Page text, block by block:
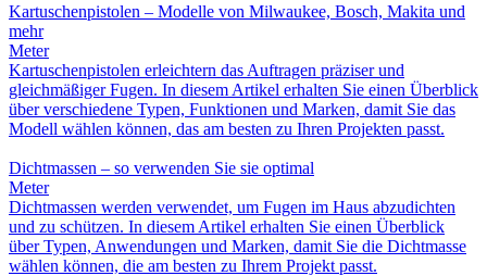
Kartuschenpistolen – Modelle von Milwaukee, Bosch, Makita und
mehr
Meter
Kartuschenpistolen erleichtern das Auftragen präziser und
gleichmäßiger Fugen. In diesem Artikel erhalten Sie einen Überblick
über verschiedene Typen, Funktionen und Marken, damit Sie das
Modell wählen können, das am besten zu Ihren Projekten passt.
Dichtmassen – so verwenden Sie sie optimal
Meter
Dichtmassen werden verwendet, um Fugen im Haus abzudichten
und zu schützen. In diesem Artikel erhalten Sie einen Überblick
über Typen, Anwendungen und Marken, damit Sie die Dichtmasse
wählen können, die am besten zu Ihrem Projekt passt.